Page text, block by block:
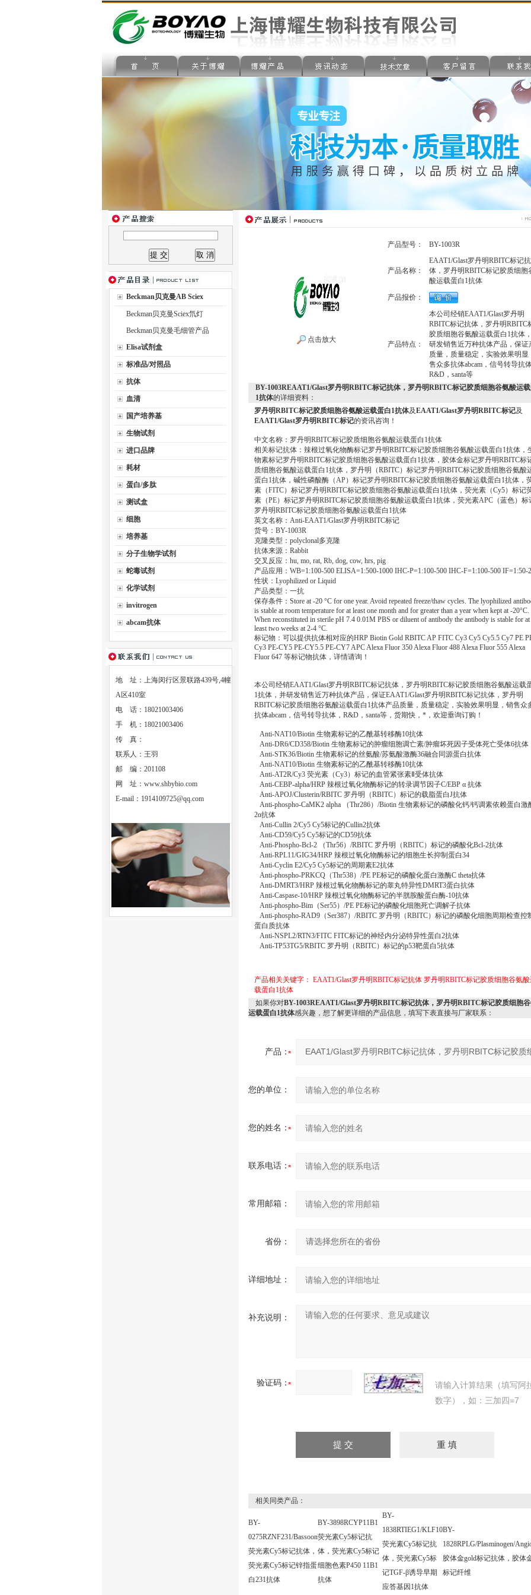
Beckman贝克曼AB Sciex
Beckman贝克曼Sciex氘灯
Beckman贝克曼毛细管产品
Elisa试剂盒
标准品/对照品
抗体
血清
国产培养基
生物试剂
进口品牌
耗材
蛋白/多肽
测试盒
细胞
培养基
分子生物学试剂
蛇毒试剂
化学试剂
invitrogen
abcam抗体
地 址：上海闵行区景联路439号,4幢
A区410室
电 话：18021003406
手 机：18021003406
传 真：
联系人：王羽
邮 编：201108
网 址： www.shbybio.com
E-mail： 1914109725@qq.com
点击放大
产品型号： BY-1003R
产品名称：
EAAT1/Glast罗丹明RBITC标记抗
体，罗丹明RBITC标记胶质细胞
酸运载蛋白1抗体
产品报价：
产品特点：
本公司经销EAAT1/Glast罗丹明
RBITC标记抗体，罗丹明RBITC
胶质细胞谷氨酸运载蛋白1抗体
研发销售近万种抗体产品，保证
质量，质量稳定，实验效果明显
售众多抗体abcam，信号转导抗体
R&D，santa等
BY-1003REAAT1/Glast罗丹明RBITC标记抗体，罗丹明RBITC标记胶质细胞谷氨酸运
1抗体的详细资料：
罗丹明RBITC标记胶质细胞谷氨酸运载蛋白1抗体及EAAT1/Glast罗丹明RBITC标记及
EAAT1/Glast罗丹明RBITC标记的资讯咨询！
中文名称：罗丹明RBITC标记胶质细胞谷氨酸运载蛋白1抗体
相关标记抗体：辣根过氧化物酶标记罗丹明RBITC标记胶质细胞谷氨酸运载蛋白1抗体，
物素标记罗丹明RBITC标记胶质细胞谷氨酸运载蛋白1抗体，胶体金标记罗丹明RBITC标
质细胞谷氨酸运载蛋白1抗体，罗丹明（RBITC）标记罗丹明RBITC标记胶质细胞谷氨酸
蛋白1抗体，碱性磷酸酶（AP）标记罗丹明RBITC标记胶质细胞谷氨酸运载蛋白1抗体，
素（FITC）标记罗丹明RBITC标记胶质细胞谷氨酸运载蛋白1抗体，荧光素（Cy5）标记
素（PE）标记罗丹明RBITC标记胶质细胞谷氨酸运载蛋白1抗体，荧光素APC（蓝色）标
罗丹明RBITC标记胶质细胞谷氨酸运载蛋白1抗体
英文名称：Anti-EAAT1/Glast罗丹明RBITC标记
货号：BY-1003R
克隆类型：polyclonal多克隆
抗体来源：Rabbit
交叉反应：hu, mo, rat, Rb, dog, cow, hrs, pig
产品应用：WB=1:100-500 ELISA=1:500-1000 IHC-P=1:100-500 IHC-F=1:100-500 IF=1:50-
性状：Lyophilized or Liquid
产品类型：一抗
保存条件：Store at -20 °C for one year. Avoid repeated freeze/thaw cycles. The lyophilized
is stable at room temperature for at least one month and for greater than a year when kept at -20°C.
When reconstituted in sterile pH 7.4 0.01M PBS or diluent of antibody the antibody is stable for at
least two weeks at 2-4 °C.
标记物：可以提供抗体相对应的HRP Biotin Gold RBITC AP FITC Cy3 Cy5 Cy5.5 Cy7 PE
Cy3 PE-CY5 PE-CY5.5 PE-CY7 APC Alexa Fluor 350 Alexa Fluor 488 Alexa Fluor 555 Alexa
Fluor 647 等标记物抗体，详情请询！
本公司经销EAAT1/Glast罗丹明RBITC标记抗体，罗丹明RBITC标记胶质细胞谷氨酸运载
1抗体，并研发销售近万种抗体产品，保证EAAT1/Glast罗丹明RBITC标记抗体，罗丹明
RBITC标记胶质细胞谷氨酸运载蛋白1抗体产品质量，质量稳定，实验效果明显，销售众
抗体abcam，信号转导抗体，R&D，santa等，货期快，*，欢迎垂询订购！
Anti-NAT10/Biotin 生物素标记的乙酰基转移酶10抗体
Anti-DR6/CD358/Biotin 生物素标记的肿瘤细胞调亡素/肿瘤坏死因子受体死亡受体6抗体
Anti-STK36/Biotin 生物素标记的丝氨酸/苏氨酸激酶36融合同源蛋白抗体
Anti-NAT10/Biotin 生物素标记的乙酰基转移酶10抗体
Anti-AT2R/Cy3 荧光素（Cy3）标记的血管紧张素Ⅱ受体抗体
Anti-CEBP-alpha/HRP 辣根过氧化物酶标记的转录调节因子C/EBP α 抗体
Anti-APOJ/Clusterin/RBITC 罗丹明（RBITC）标记的载脂蛋白J抗体
Anti-phospho-CaMK2 alpha （Thr286）/Biotin 生物素标记的磷酸化钙/钙调素依赖蛋白激
2α抗体
Anti-Cullin 2/Cy5 Cy5标记的Cullin2抗体
Anti-CD59/Cy5 Cy5标记的CD59抗体
Anti-Phospho-Bcl-2 （Thr56）/RBITC 罗丹明（RBITC）标记的磷酸化Bcl-2抗体
Anti-RPL11/GIG34/HRP 辣根过氧化物酶标记的细胞生长抑制蛋白34
Anti-Cyclin E2/Cy5 Cy5标记的周期素E2抗体
Anti-phospho-PRKCQ（Thr538）/PE PE标记的磷酸化蛋白激酶C theta抗体
Anti-DMRT3/HRP 辣根过氧化物酶标记的睾丸特异性DMRT3蛋白抗体
Anti-Caspase-10/HRP 辣根过氧化物酶标记的半胱胺酸蛋白酶-10抗体
Anti-phospho-Bim（Ser55）/PE PE标记的磷酸化细胞死亡调解子抗体
Anti-phospho-RAD9（Ser387）/RBITC 罗丹明（RBITC）标记的磷酸化细胞周期检查控
蛋白质抗体
Anti-NSPL2/RTN3/FITC FITC标记的神经内分泌特异性蛋白2抗体
Anti-TP53TG5/RBITC 罗丹明（RBITC）标记的p53靶蛋白5抗体
产品相关关键字： EAAT1/Glast罗丹明RBITC标记抗体 罗丹明RBITC标记胶质细胞谷氨
载蛋白1抗体
如果你对BY-1003REAAT1/Glast罗丹明RBITC标记抗体，罗丹明RBITC标记胶质细胞
运载蛋白1抗体感兴趣，想了解更详细的产品信息，填写下表直接与厂家联系：
产品：
您的单位：
您的姓名：
联系电话：
常用邮箱：
省份：
详细地址：
补充说明：
验证码：
请输入计算结果（填写阿
数字），如：三加四=7
相关同类产品：
BY-
0275RZNF231/Bassoon
荧光素Cy5标记抗体，
荧光素Cy5标记锌指蛋
白231抗体
BY-3898RCYP11B1
荧光素Cy5标记抗
体，荧光素Cy5标记
细胞色素P450 11B1
抗体
BY-
1838RTIEG1/KLF10
荧光素Cy5标记抗
体，荧光素Cy5标
记TGF-β诱导早期
应答基因1抗体
BY-
1828RPLG/Plasminogen/
胶体金gold标记抗体，胶体
标记纤维